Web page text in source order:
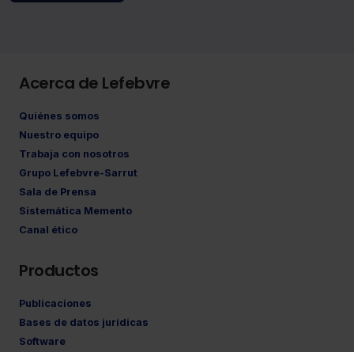
Acerca de Lefebvre
Quiénes somos
Nuestro equipo
Trabaja con nosotros
Grupo Lefebvre-Sarrut
Sala de Prensa
Sistemática Memento
Canal ético
Productos
Publicaciones
Bases de datos jurídicas
Software